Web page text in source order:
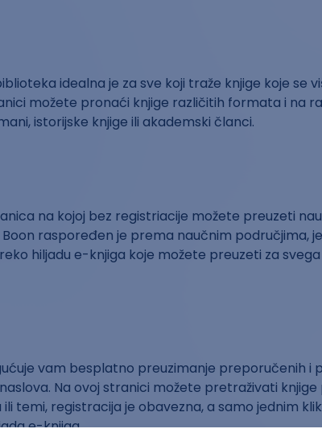
idealna je za sve koji traže knjige koje se
možete pronaći knjige različitih formata i na
istorijske knjige ili akademski članci.
na kojoj bez registriacije možete preuzeti
Boon raspoređen je prema naučnim područjima,
hiljadu e-knjiga koje možete preuzeti za
vam besplatno preuzimanje preporučenih i
Na ovoj stranici možete pretraživati
ili temi, registracija je obavezna, a samo jednim
e-knjiga.